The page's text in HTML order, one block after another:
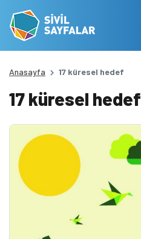
Anasayfa 17 küresel hedef
17 küresel hedef